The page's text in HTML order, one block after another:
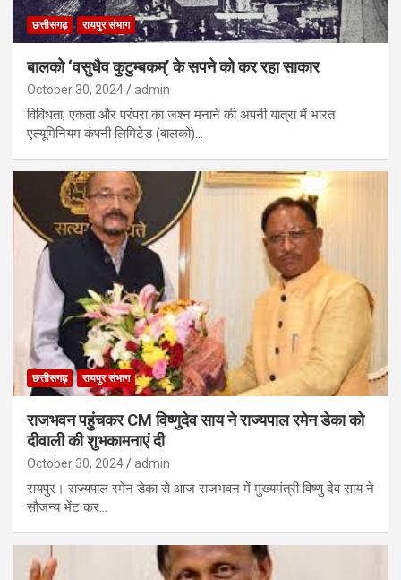
छत्तीसगढ़ रायपुर संभाग
बालको ‘वसुधैव कुटुम्बकम्’ के सपने को कर रहा साकार
October 30, 2024 admin
विविधता, एकता और परंपरा का जश्न मनाने की अपनी यात्रा में भारत
एल्यूमिनियम कंपनी लिमिटेड (बालको)…
छत्तीसगढ़ रायपुर संभाग
राजभवन पहुंचकर CM विष्णुदेव साय ने राज्यपाल रमेन डेका को
दीवाली की शुभकामनाएं दी
October 30, 2024 admin
रायपुर। राज्यपाल रमेन डेका से आज राजभवन में मुख्यमंत्री विष्णु देव साय ने
सौजन्य भेंट कर…